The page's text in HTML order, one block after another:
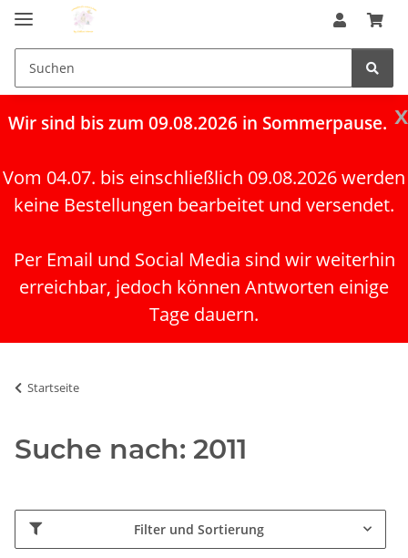
x
Wir sind bis zum 09.08.2026 in Sommerpause.
Vom 04.07. bis einschließlich 09.08.2026 werden
keine Bestellungen bearbeitet und versendet.
Per Email und Social Media sind wir weiterhin
erreichbar, jedoch können Antworten einige
Tage dauern.
Startseite
Suche nach: 2011
Filter und Sortierung